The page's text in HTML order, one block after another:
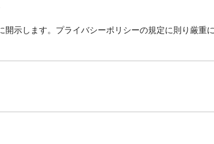
示します。プライバシーポリシーの規定に則り厳重に